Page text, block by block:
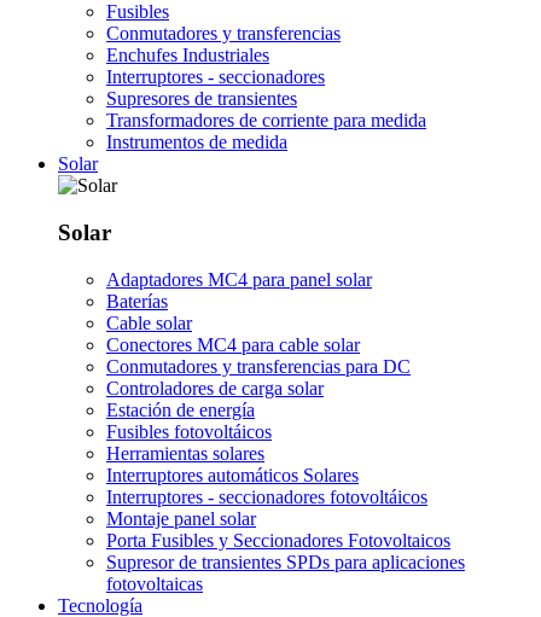
Fusibles
Conmutadores y transferencias
Enchufes Industriales
Interruptores - seccionadores
Supresores de transientes
Transformadores de corriente para medida
Instrumentos de medida
Solar
Solar
Adaptadores MC4 para panel solar
Baterías
Cable solar
Conectores MC4 para cable solar
Conmutadores y transferencias para DC
Controladores de carga solar
Estación de energía
Fusibles fotovoltáicos
Herramientas solares
Interruptores automáticos Solares
Interruptores - seccionadores fotovoltáicos
Montaje panel solar
Porta Fusibles y Seccionadores Fotovoltaicos
Supresor de transientes SPDs para aplicaciones
fotovoltaicas
Tecnología